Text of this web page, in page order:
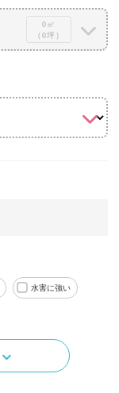
0㎡
（0坪）
水害に強い